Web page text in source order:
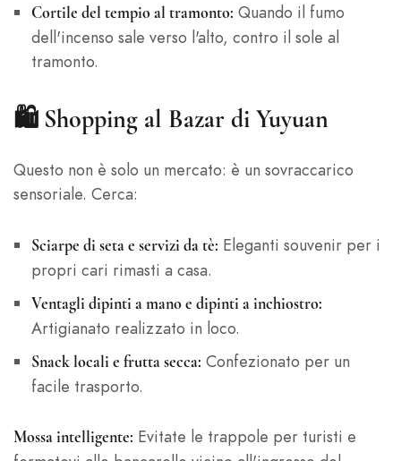
Cortile del tempio al tramonto: Quando il fumo
dell'incenso sale verso l'alto, contro il sole al
tramonto.
🛍️ Shopping al Bazar di Yuyuan
Questo non è solo un mercato: è un sovraccarico
sensoriale. Cerca:
Sciarpe di seta e servizi da tè: Eleganti souvenir per i
propri cari rimasti a casa.
Ventagli dipinti a mano e dipinti a inchiostro:
Artigianato realizzato in loco.
Snack locali e frutta secca: Confezionato per un
facile trasporto.
Mossa intelligente: Evitate le trappole per turisti e